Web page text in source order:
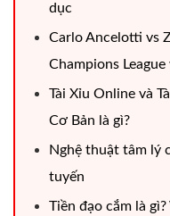
dục
Carlo Ancelotti vs
Champions
Tài Xỉu Online và
Cơ Bản là gì?
Nghệ thuật tâm lý
tuyến
Tiền đạo cắm là